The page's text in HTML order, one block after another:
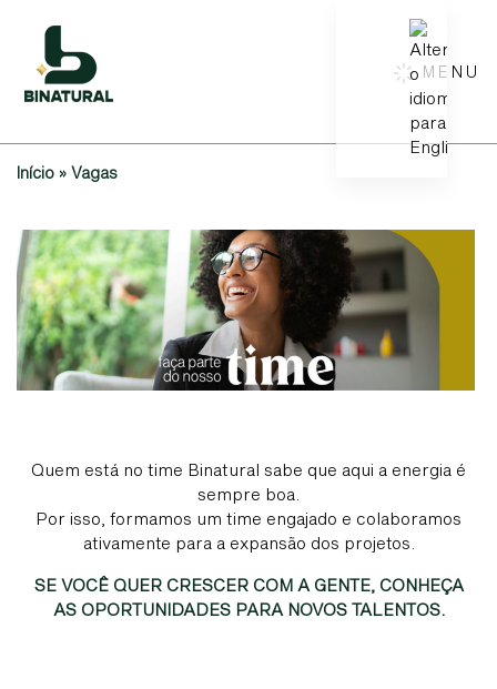
MENU
Início » Vagas
Quem está no time Binatural sabe que aqui a energia é
sempre boa.
Por isso, formamos um time engajado e colaboramos
ativamente para a expansão dos projetos.
SE VOCÊ QUER CRESCER COM A GENTE, CONHEÇA
AS OPORTUNIDADES PARA NOVOS TALENTOS.